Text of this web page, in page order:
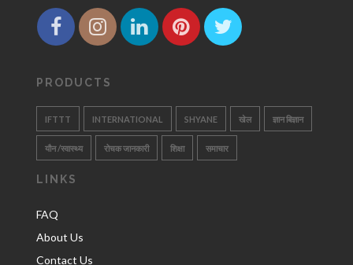
PRODUCTS
IFTTT INTERNATIONAL SHYANE खेल ज्ञान बिज्ञान
यौन /स्वास्थ्य रोचक जानकारी शिक्षा समाचार
LINKS
FAQ
About Us
Contact Us